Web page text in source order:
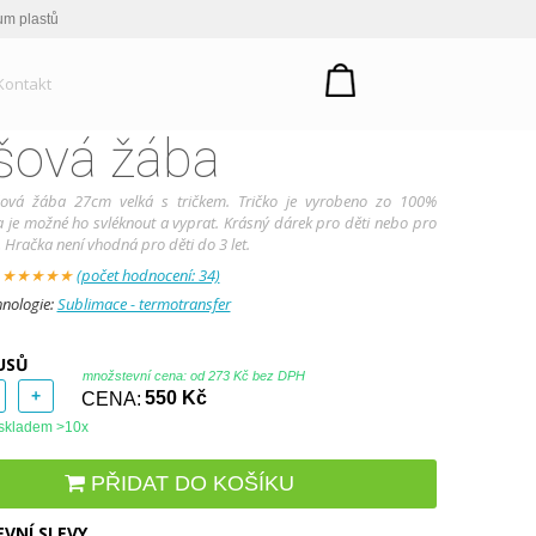
plastů
žába
žába 27cm velká s tričkem. Tričko je vyrobeno zo 100%
je možné ho svléknout a vyprat. Krásný dárek pro děti nebo pro
Hračka není vhodná pro děti do 3 let.
★★★★★(počet hodnocení: 34)
Sublimace - termotransfer
množstevní cena: od273 Kč bez DPH
+ CENA: 550 Kč
>10x
PŘIDAT DO KOŠÍKU